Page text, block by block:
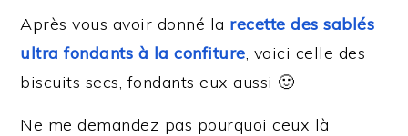
Après vous avoir donné la recette des sablés
ultra fondants à la confiture, voici celle des
biscuits secs, fondants eux aussi 🙂
Ne me demandez pas pourquoi ceux là